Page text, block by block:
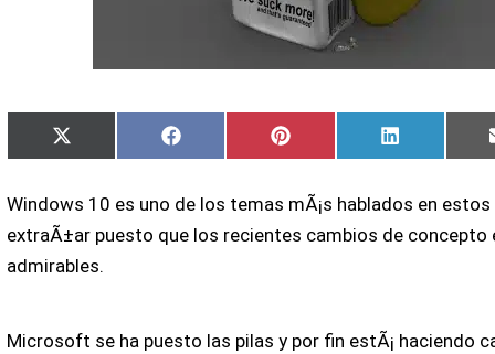
Compartir
en
X
(Twitter)
Compartir
en
Facebook
Compartir
en
Pinterest
Compartir
en
LinkedIn
Windows 10 es uno de los temas mÃ¡s hablados en estos
extraÃ±ar puesto que los recientes cambios de concepto
admirables.
Microsoft se ha puesto las pilas y por fin estÃ¡ haciendo